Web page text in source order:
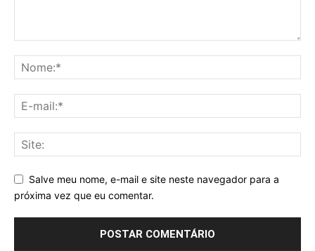
Salve meu nome, e-mail e site neste navegador para a
próxima vez que eu comentar.